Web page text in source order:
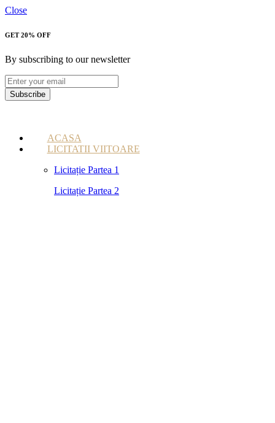
Close
GET 20% OFF
By subscribing to our newsletter
Subscribe
ACASA
LICITATII VIITOARE
Licitație Partea 1
Licitație Partea 2